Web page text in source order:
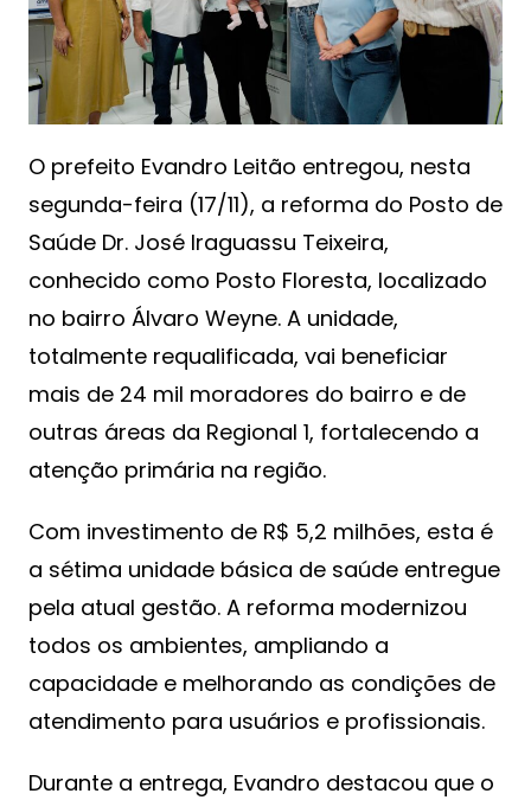
O prefeito Evandro Leitão entregou, nesta
segunda-feira (17/11), a reforma do Posto de
Saúde Dr. José Iraguassu Teixeira,
conhecido como Posto Floresta, localizado
no bairro Álvaro Weyne. A unidade,
totalmente requalificada, vai beneficiar
mais de 24 mil moradores do bairro e de
outras áreas da Regional 1, fortalecendo a
atenção primária na região.
Com investimento de R$ 5,2 milhões, esta é
a sétima unidade básica de saúde entregue
pela atual gestão. A reforma modernizou
todos os ambientes, ampliando a
capacidade e melhorando as condições de
atendimento para usuários e profissionais.
Durante a entrega, Evandro destacou que o